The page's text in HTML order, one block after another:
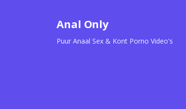
Anal Only
Puur Anaal Sex & Kont Porno Video's